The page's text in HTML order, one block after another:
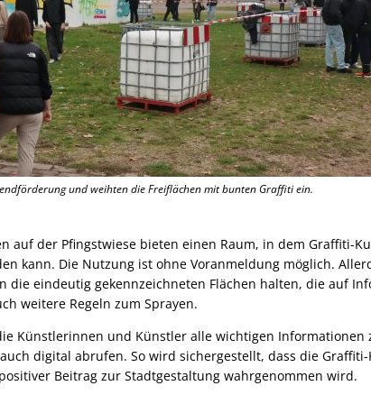
und weihten die Freiflächen mit bunten Graffiti ein.
auf der Pfingstwiese bieten einen Raum, in dem Graffiti-
kann. Die Nutzung ist ohne Voranmeldung möglich.
die eindeutig gekennzeichneten Flächen halten, die auf
weitere Regeln zum Sprayen.
Künstlerinnen und Künstler alle wichtigen Informationen
digital abrufen. So wird sichergestellt, dass die
Beitrag zur Stadtgestaltung wahrgenommen wird.